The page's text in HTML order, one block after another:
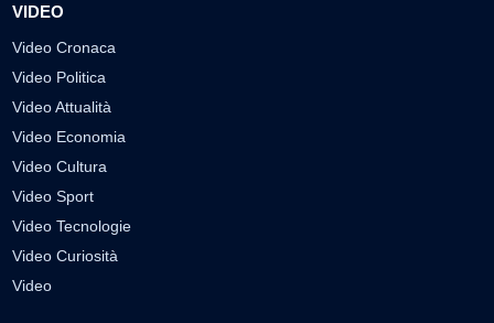
VIDEO
Video Cronaca
Video Politica
Video Attualità
Video Economia
Video Cultura
Video Sport
Video Tecnologie
Video Curiosità
Video